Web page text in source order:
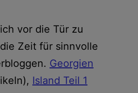
vor die Tür zu
Zeit für sinnvolle
Georgien
Island Teil 1